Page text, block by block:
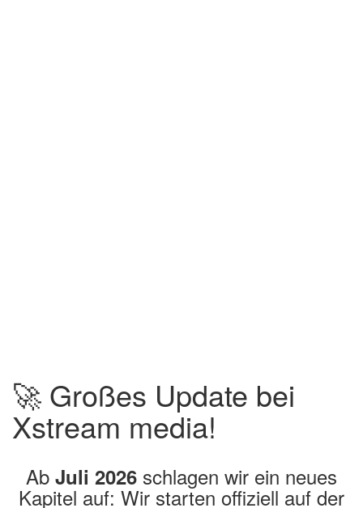
🚀 Großes Update bei
Xstream media!
Ab Juli 2026 schlagen wir ein neues
Kapitel auf: Wir starten offiziell auf der